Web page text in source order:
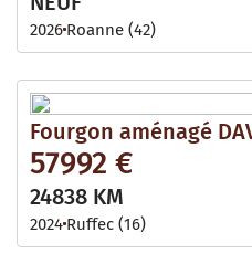
2026 Roanne (42)
Fourgon aménagé
57992 €
24838 KM
2024 Ruffec (16)